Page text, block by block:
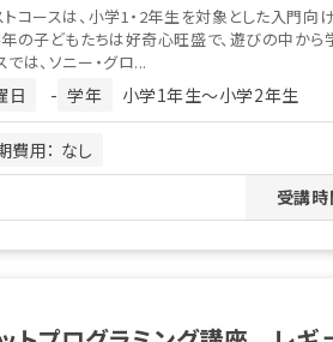
トコースは、小学1・2年生を対象とした入門向
年の子どもたちは好奇心旺盛で、遊びの中から
では、ソニー・グロ...
日 - 学年 小学1年生〜小学2年生
費用： なし
受講時